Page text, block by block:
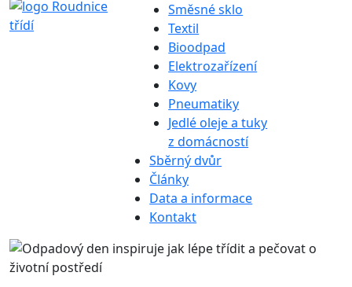
Směsné sklo
Textil
Bioodpad
Elektrozařízení
Kovy
Pneumatiky
Jedlé oleje a tuky
z domácností
Sběrný dvůr
Články
Data a informace
Kontakt